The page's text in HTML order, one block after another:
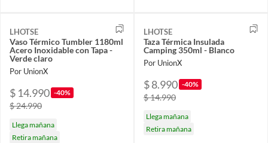
LHOTSE
Vaso Térmico Tumbler 1180ml
Acero Inoxidable con Tapa -
Verde claro
Por UnionX
$ 14.990 -40%
$ 24.990
Llega mañana
Retira mañana
LHOTSE
Taza Térmica Insulada
Camping 350ml - Blanco
Por UnionX
$ 8.990 -40%
$ 14.990
Llega mañana
Retira mañana